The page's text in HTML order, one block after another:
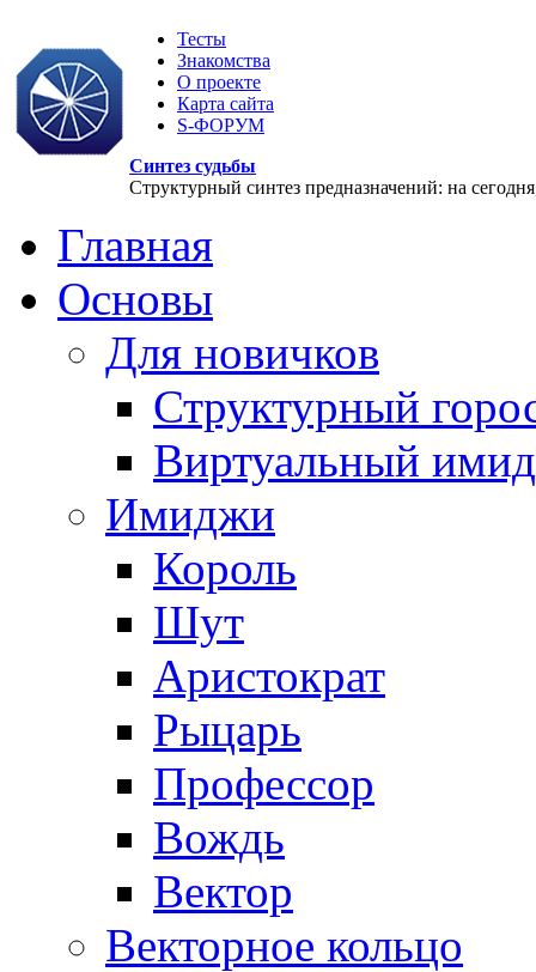
Тесты
Знакомства
О проекте
Карта сайта
S-ФОРУМ
Синтез судьбы
Структурный синтез предназначений: на
Главная
Основы
Для новичков
Структурный
Виртуальный
Имиджи
Король
Шут
Аристократ
Рыцарь
Профессор
Вождь
Вектор
Векторное кольцо